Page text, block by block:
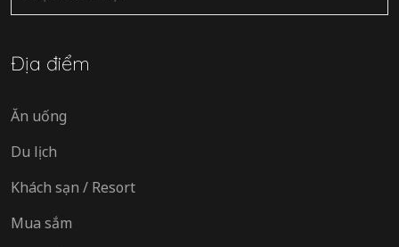
mục
Địa điểm
Ăn uống
Du lịch
Khách sạn / Resort
Mua sắm